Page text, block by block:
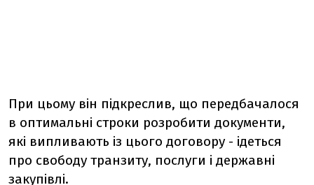
При цьому він підкреслив, що передбачалося
в оптимальні строки розробити документи,
які випливають із цього договору - ідеться
про свободу транзиту, послуги і державні
закупівлі.